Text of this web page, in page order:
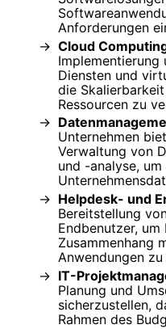
Anforderungen
Cloud
Diensten und
die
Ressourcen zu
Unternehmen
Verwaltung von
und -analyse,
Helpdesk- und
Bereitstellung
Endbenutzer,
Zusammenhang
Anwendungen zu
IT-
Planung und
sicherzustellen,
Rahmen des